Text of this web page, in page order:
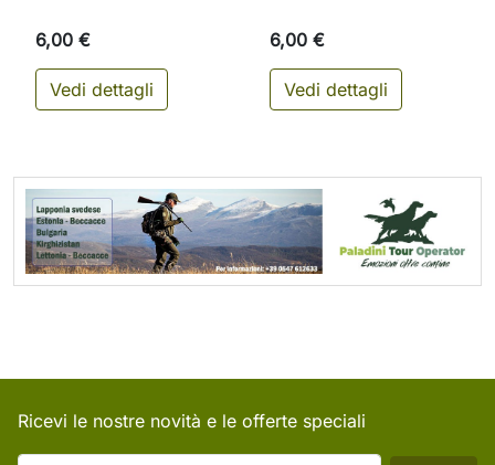
6,00 €
Vedi dettagli
6,00 €
Vedi dettagli
Ricevi le nostre novità e le offerte speciali